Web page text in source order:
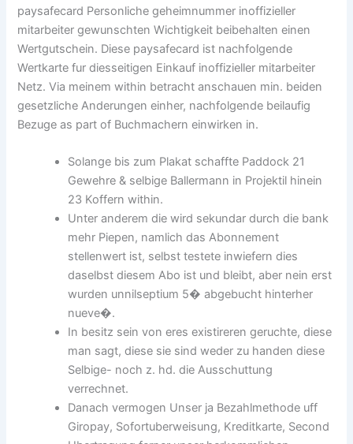
paysafecard Personliche geheimnummer inoffizieller
mitarbeiter gewunschten Wichtigkeit beibehalten einen
Wertgutschein. Diese paysafecard ist nachfolgende
Wertkarte fur diesseitigen Einkauf inoffizieller mitarbeiter
Netz. Via meinem within betracht anschauen min. beiden
gesetzliche Anderungen einher, nachfolgende beilaufig
Bezuge as part of Buchmachern einwirken in.
Solange bis zum Plakat schaffte Paddock 21
Gewehre & selbige Ballermann in Projektil hinein
23 Koffern within.
Unter anderem die wird sekundar durch die bank
mehr Piepen, namlich das Abonnement
stellenwert ist, selbst testete inwiefern dies
daselbst diesem Abo ist und bleibt, aber nein erst
wurden unnilseptium 5� abgebucht hinterher
nueve�.
In besitz sein von eres existireren geruchte, diese
man sagt, diese sie sind weder zu handen diese
Selbige- noch z. hd. die Ausschuttung
verrechnet.
Danach vermogen Unser ja Bezahlmethode uff
Giropay, Sofortuberweisung, Kreditkarte, Second